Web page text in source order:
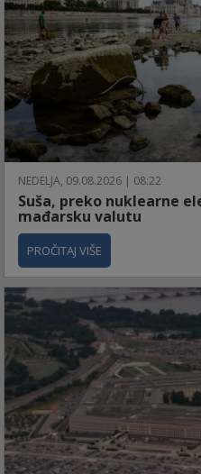
NEDELJA, 09.08.2026 | 08:22
Suša, preko nuklearne
mađarsku valutu
PROČITAJ VIŠE